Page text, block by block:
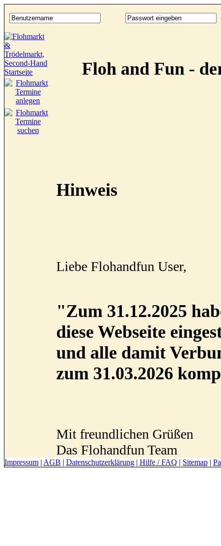
Floh and Fun -
Hinweis
Liebe Flohandfun User,
"Zum 31.12.2025
diese Webseite
und alle damit
zum 31.03.2026
Mit freundlichen Grüßen
Das Flohandfun Team
Impressum | AGB | Datenschutzerklärung | Hilfe / FAQ | Sitemap |